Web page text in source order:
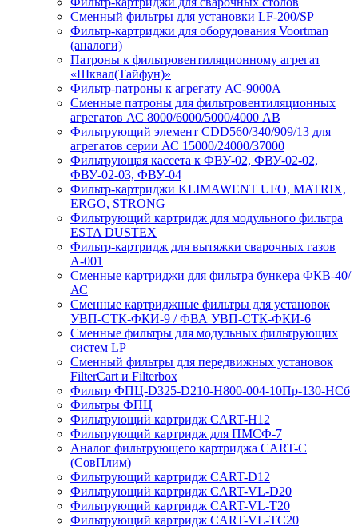
Сменный фильтры для установки LF-200/SP
Фильтр-картриджи для оборудования Voortman
(аналоги)
Патроны к фильтровентиляционному агрегат
«Шквал(Тайфун)»
Фильтр-патроны к агрегату АС-9000А
Сменные патроны для фильтровентиляционных
агрегатов АС 8000/6000/5000/4000 АВ
Фильтрующий элемент CDD560/340/909/13 для
агрегатов серии АС 15000/24000/37000
Фильтрующая кассета к ФВУ-02, ФВУ-02-02,
ФВУ-02-03, ФВУ-04
Фильтр-картриджи KLIMAWENT UFO, MATRIX,
ERGO, STRONG
Фильтрующий картридж для модульного фильтра
ESTA DUSTEX
Фильтр-картридж для вытяжки сварочных газов
А-001
Сменные картриджи для фильтра бункера ФКВ-40/
АС
Сменные картриджные фильтры для установок
УВП-СТК-ФКИ-9 / ФВА УВП-СТК-ФКИ-6
Сменные фильтры для модульных фильтрующих
систем LP
Сменный фильтры для передвижных установок
FilterCart и Filterbox
Фильтр ФПЦ-D325-D210-H800-004-10Пр-130-НСб
Фильтры ФПЦ
Фильтрующий картридж CART-H12
Фильтрующий картридж для ПМСФ-7
Аналог фильтрующего картриджа CART-C
(СовПлим)
Фильтрующий картридж CART-D12
Фильтрующий картридж CART-VL-D20
Фильтрующий картридж CART-VL-T20
Фильтрующий картридж CART-VL-TC20